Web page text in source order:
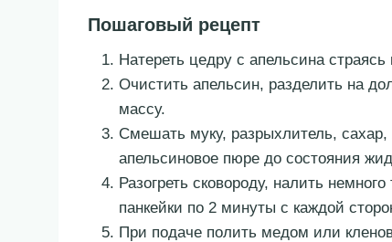
Пошаговый рецепт
Натереть цедру с апельсина
Очистить апельсин, разделить на
массу.
Смешать муку, разрыхлитель,
апельсиновое пюре до состояния
Разогреть сковороду, налить
панкейки по 2 минуты с каждой
При подаче полить медом или